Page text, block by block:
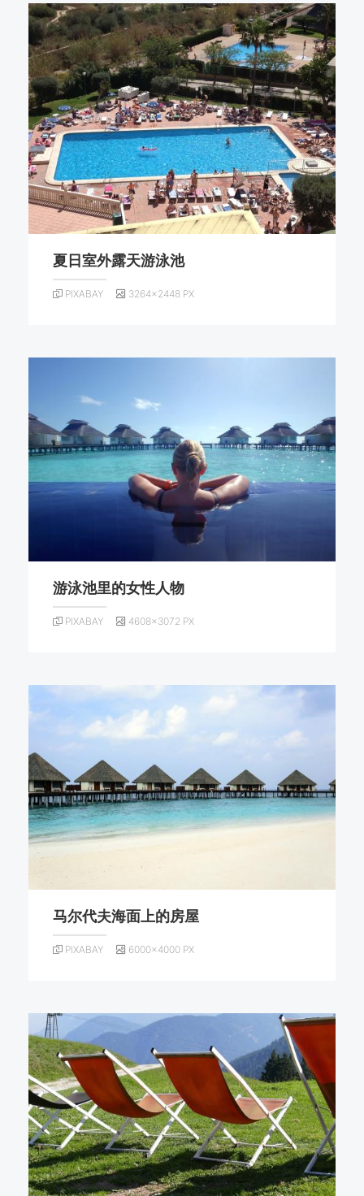
夏日室外露天游泳池
PIXABAY 3264×2448 PX
游泳池里的女性人物
PIXABAY 4608×3072 PX
马尔代夫海面上的房屋
PIXABAY 6000×4000 PX